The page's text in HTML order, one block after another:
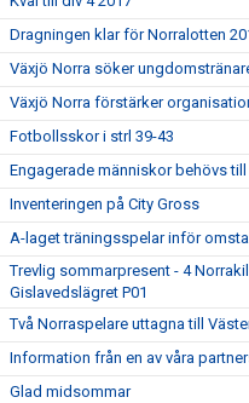
Dragningen klar för Norralotten
Växjö Norra söker
Växjö Norra förstärker
Fotbollsskor i strl 39-43
Engagerade människor behövs till
Inventeringen på City Gross
A-laget träningsspelar inför
Trevlig sommarpresent - 4
Gislavedslägret P01
Två Norraspelare uttagna till
Information från en av våra
Glad midsommar